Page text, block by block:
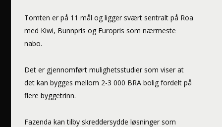
Tomten er på 11 mål og ligger svært sentralt på Roa
med Kiwi, Bunnpris og Europris som nærmeste
nabo.
Det er gjennomført mulighetsstudier som viser at
det kan bygges mellom 2-3 000 BRA bolig fordelt på
flere byggetrinn.
Fazenda kan tilby skreddersydde løsninger som